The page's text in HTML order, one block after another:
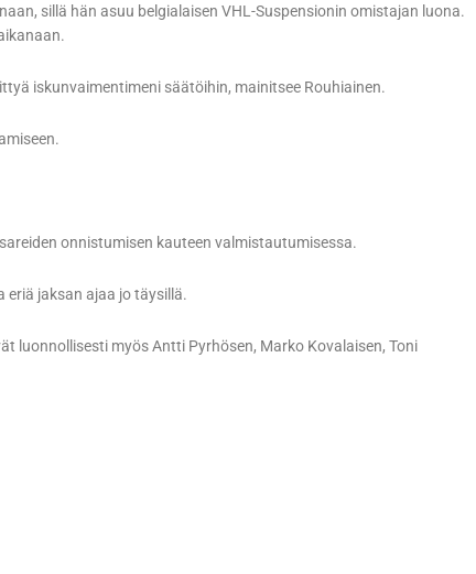
sillä hän asuu belgialaisen VHL-Suspensionin omistajan luona.
iskunvaimentimeni säätöihin, mainitsee Rouhiainen.
onnistumisen kauteen valmistautumisessa.
eriä jaksan ajaa jo täysillä.
luonnollisesti myös Antti Pyrhösen, Marko Kovalaisen, Toni